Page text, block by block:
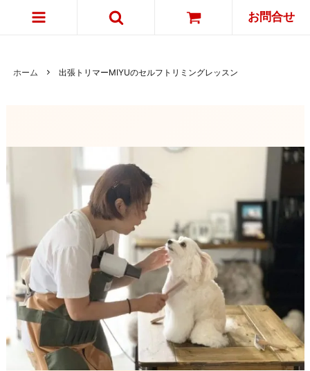
お問合せ
ホーム 出張トリマーMIYUのセルフトリミングレッスン